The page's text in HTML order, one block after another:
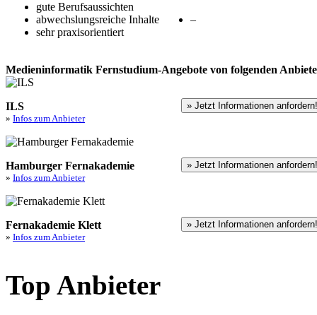
gute Berufsaussichten
abwechslungsreiche Inhalte
sehr praxisorientiert
–
Medieninformatik Fernstudium-Angebote von folgenden
ILS
» Infos zum Anbieter
» Jetzt Informationen anfordern!
Hamburger Fernakademie
» Infos zum Anbieter
» Jetzt Informationen anfordern!
Fernakademie Klett
» Infos zum Anbieter
» Jetzt Informationen anfordern!
Top Anbieter